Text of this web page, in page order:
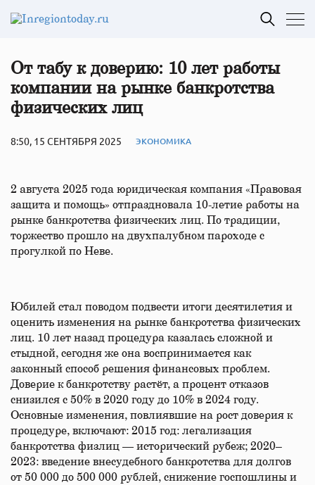
От табу к доверию: 10 лет работы
компании на рынке банкротства
физических лиц
8:50, 15 СЕНТЯБРЯ 2025 ЭКОНОМИКА
2 августа 2025 года юридическая компания «Правовая
защита и помощь» отпраздновала 10-летие работы на
рынке банкротства физических лиц. По традиции,
торжество прошло на двухпалубном пароходе с
прогулкой по Неве.
Юбилей стал поводом подвести итоги десятилетия и
оценить изменения на рынке банкротства физических
лиц. 10 лет назад процедура казалась сложной и
стыдной, сегодня же она воспринимается как
законный способ решения финансовых проблем.
Доверие к банкротству растёт, а процент отказов
снизился с 50% в 2020 году до 10% в 2024 году.
Основные изменения, повлиявшие на рост доверия к
процедуре, включают: 2015 год: легализация
банкротства физлиц — исторический рубеж; 2020–
2023: введение внесудебного банкротства для долгов
от 50 000 до 500 000 рублей, снижение госпошлины и